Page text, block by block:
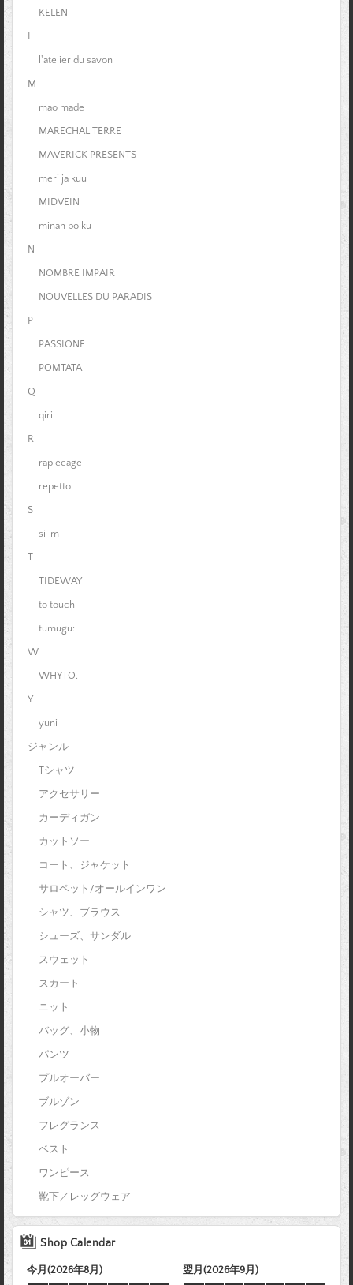
KELEN
L
l'atelier du savon
M
mao made
MARECHAL TERRE
MAVERICK PRESENTS
meri ja kuu
MIDVEIN
minan polku
N
NOMBRE IMPAIR
NOUVELLES DU PARADIS
P
PASSIONE
POMTATA
Q
qiri
R
rapiecage
repetto
S
si-m
T
TIDEWAY
to touch
tumugu:
W
WHYTO.
Y
yuni
ジャンル
Tシャツ
アクセサリー
カーディガン
カットソー
コート、ジャケット
サロペット/オールインワン
シャツ、ブラウス
シューズ、サンダル
スウェット
スカート
ニット
バッグ、小物
パンツ
プルオーバー
ブルゾン
フレグランス
ベスト
ワンピース
靴下／レッグウェア
Shop Calendar
今月(2026年8月) 翌月(2026年9月)